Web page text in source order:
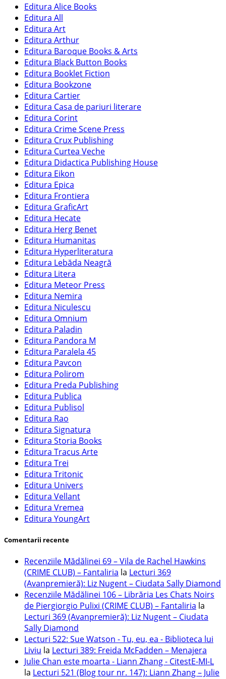
Editura Alice Books
Editura All
Editura Art
Editura Arthur
Editura Baroque Books & Arts
Editura Black Button Books
Editura Booklet Fiction
Editura Bookzone
Editura Cartier
Editura Casa de pariuri literare
Editura Corint
Editura Crime Scene Press
Editura Crux Publishing
Editura Curtea Veche
Editura Didactica Publishing House
Editura Eikon
Editura Epica
Editura Frontiera
Editura GraficArt
Editura Hecate
Editura Herg Benet
Editura Humanitas
Editura Hyperliteratura
Editura Lebăda Neagră
Editura Litera
Editura Meteor Press
Editura Nemira
Editura Niculescu
Editura Omnium
Editura Paladin
Editura Pandora M
Editura Paralela 45
Editura Pavcon
Editura Polirom
Editura Preda Publishing
Editura Publica
Editura Publisol
Editura Rao
Editura Signatura
Editura Storia Books
Editura Tracus Arte
Editura Trei
Editura Tritonic
Editura Univers
Editura Vellant
Editura Vremea
Editura YoungArt
Comentarii recente
Recenziile Mădălinei 69 – Vila de Rachel Hawkins
(CRIME CLUB) – Fantaliria la Lecturi 369
(Avanpremieră): Liz Nugent – Ciudata Sally Diamond
Recenziile Mădălinei 106 – Librăria Les Chats Noirs
de Piergiorgio Pulixi (CRIME CLUB) – Fantaliria la
Lecturi 369 (Avanpremieră): Liz Nugent – Ciudata
Sally Diamond
Lecturi 522: Sue Watson - Tu, eu, ea - Biblioteca lui
Liviu la Lecturi 389: Freida McFadden – Menajera
Julie Chan este moarta - Liann Zhang - CitestE-MI-L
la Lecturi 521 (Blog tour nr. 147): Liann Zhang – Julie